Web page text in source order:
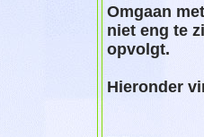
Omgaan
niet eng te
opvolgt.
Hieronder